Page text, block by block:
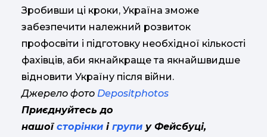
Зробивши ці кроки, Україна зможе
забезпечити належний розвиток
профосвіти і підготовку необхідної кількості
фахівців, аби якнайкраще та якнайшвидше
відновити Україну після війни.
Джерело фото Depositphotos
Приєднуйтесь до
нашоїсторінки ігрупи у Фейсбуці,